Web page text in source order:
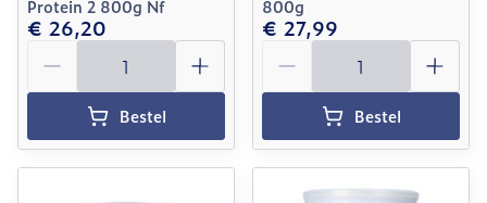
Protein 2 800g Nf
€ 26,20
Aantal
Bestel
800g
€ 27,99
Aantal
Bestel